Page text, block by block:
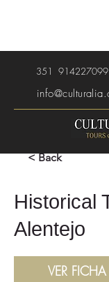
351 914227099
< Back
Historical
Alentejo
VER